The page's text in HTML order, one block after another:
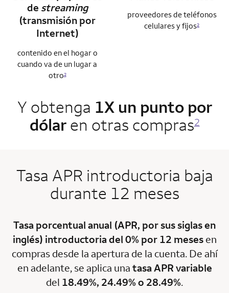
de streaming
(transmisión por
Internet)
contenido en el hogar o
cuando va de un lugar a
otro2
proveedores de teléfonos
celulares y fijos2
Y obtenga 1X un punto por
dólaren otras compras2
Tasa APR introductoria baja
durante 12 meses
Tasa porcentual anual (APR, por sus siglas en
inglés) introductoria del 0% por 12 mesesen
compras desde la apertura de la cuenta. De ahí
en adelante, se aplica una tasa APR variable
del 18.49%, 24.49% o 28.49%.